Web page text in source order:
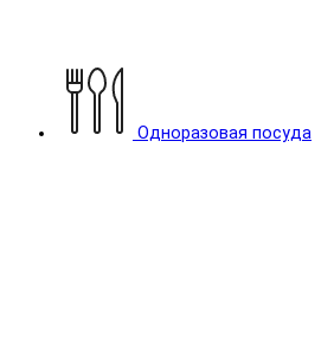
Одноразовая посуда